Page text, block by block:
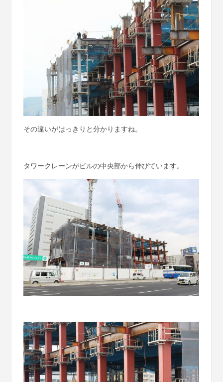
その違いがはっきりと分かりますね。
タワークレーンがビルの中央部から伸びています。